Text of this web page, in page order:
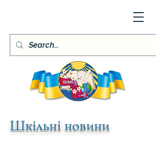
Шкільні новини